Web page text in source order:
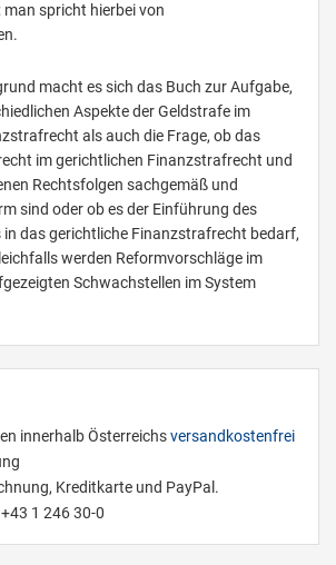
spricht hierbei von
macht es sich das Buch zur Aufgabe,
Aspekte der Geldstrafe im
als auch die Frage, ob das
im gerichtlichen Finanzstrafrecht und
Rechtsfolgen sachgemäß und
sind oder ob es der Einführung des
das gerichtliche Finanzstrafrecht bedarf,
werden Reformvorschläge im
Schwachstellen im System
innerhalb Österreichsversandkostenfrei
Kreditkarte und PayPal.
1 246 30-0